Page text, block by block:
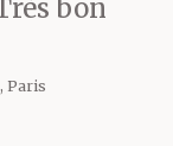
bon
Paris